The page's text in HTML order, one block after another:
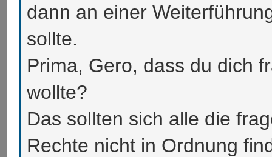
dann an einer
sollte.
Prima, Gero, dass du dich
wollte?
Das sollten sich alle die
Rechte nicht in Ordnung